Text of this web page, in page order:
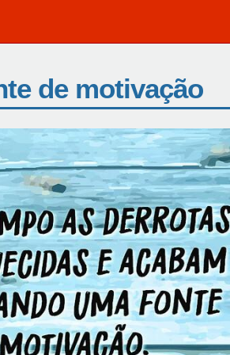
de motivação